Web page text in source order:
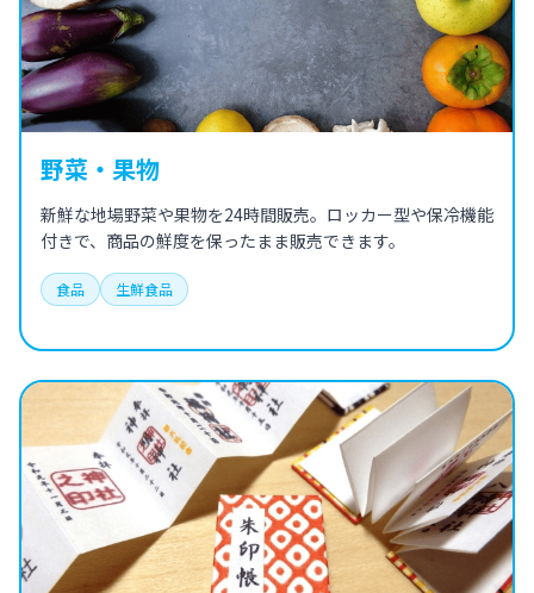
野菜・果物
新鮮な地場野菜や果物を24時間販売。ロッカー型や保冷機能
付きで、商品の鮮度を保ったまま販売できます。
食品 生鮮食品